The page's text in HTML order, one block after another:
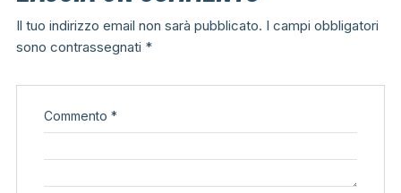
Il tuo indirizzo email non sarà pubblicato. I campi obbligatori
sono contrassegnati *
Commento *